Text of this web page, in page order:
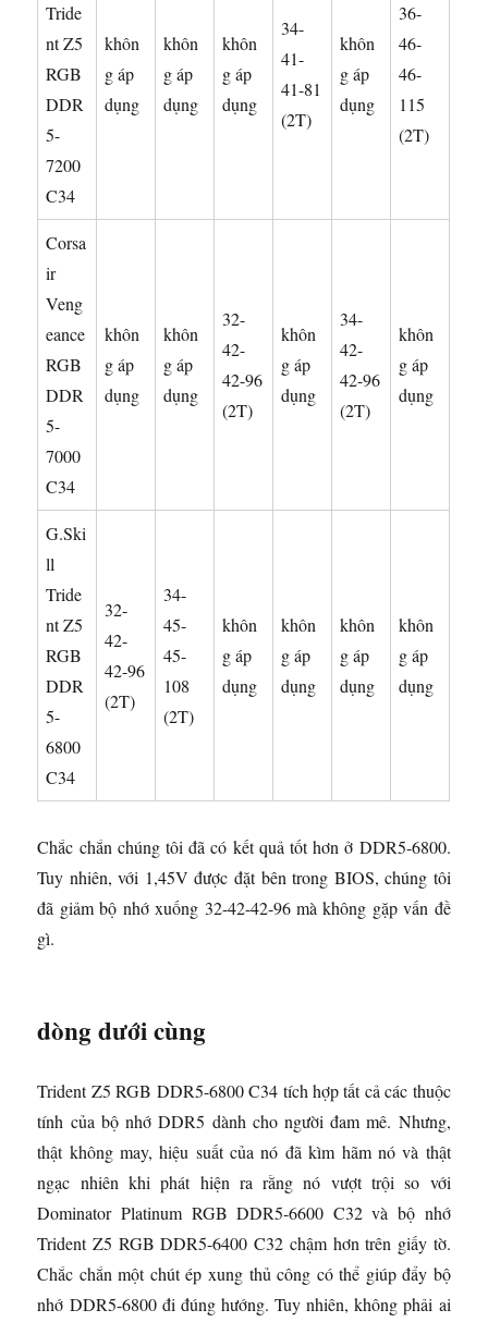
Tride
nt Z5
RGB
DDR
5-
7200
C34
khôn
g áp
dụng
khôn
g áp
dụng
khôn
g áp
dụng
34-
41-
41-81
(2T)
khôn
g áp
dụng
36-
46-
46-
115
(2T)
Corsa
ir
Veng
eance
RGB
DDR
5-
7000
C34
khôn
g áp
dụng
khôn
g áp
dụng
32-
42-
42-96
(2T)
khôn
g áp
dụng
34-
42-
42-96
(2T)
khôn
g áp
dụng
G.Ski
ll
Tride
nt Z5
RGB
DDR
5-
6800
C34
32-
42-
42-96
(2T)
34-
45-
45-
108
(2T)
khôn
g áp
dụng
khôn
g áp
dụng
khôn
g áp
dụng
khôn
g áp
dụng
Chắc chắn chúng tôi đã có kết quả tốt hơn ở DDR5-6800.
Tuy nhiên, với 1,45V được đặt bên trong BIOS, chúng tôi
đã giảm bộ nhớ xuống 32-42-42-96 mà không gặp vấn đề
gì.
dòng dưới cùng
Trident Z5 RGB DDR5-6800 C34 tích hợp tất cả các thuộc
tính của bộ nhớ DDR5 dành cho người đam mê. Nhưng,
thật không may, hiệu suất của nó đã kìm hãm nó và thật
ngạc nhiên khi phát hiện ra rằng nó vượt trội so với
Dominator Platinum RGB DDR5-6600 C32 và bộ nhớ
Trident Z5 RGB DDR5-6400 C32 chậm hơn trên giấy tờ.
Chắc chắn một chút ép xung thủ công có thể giúp đẩy bộ
nhớ DDR5-6800 đi đúng hướng. Tuy nhiên, không phải ai